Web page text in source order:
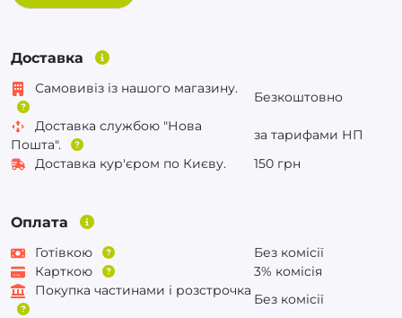
Доставка
Самовивіз із нашого магазину.
Безкоштовно
Доставка службою "Нова
Пошта".
за тарифами НП
Доставка кур'єром по Києву.
150 грн
Оплата
Готівкою
Без комісії
Карткою
3% комісія
Покупка частинами і розстрочка
Без комісії